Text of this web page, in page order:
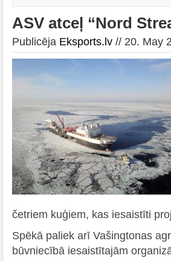
ASV atceļ “Nord
Publicēja Eksports.lv // 20. May
četriem kuģiem, kas iesaistīti
Spēkā paliek arī Vašingtonas
būvniecībā iesaistītajām